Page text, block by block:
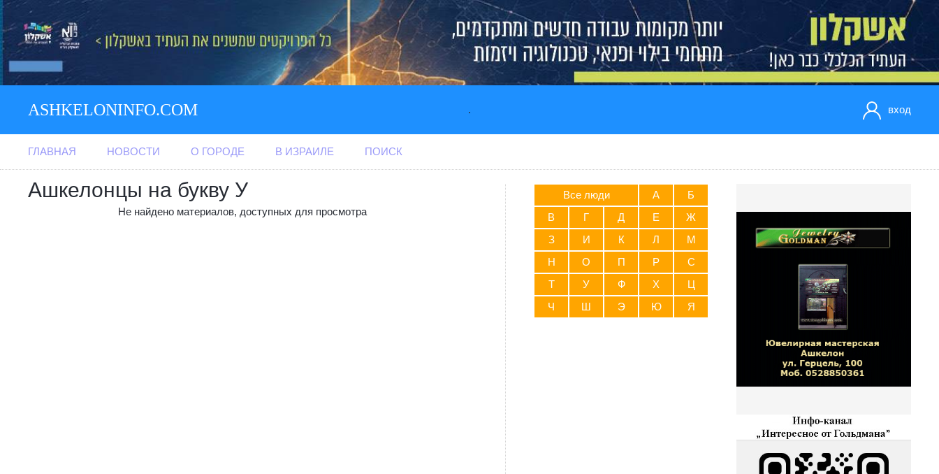
ASHKELONINFO.COM . вход
ГЛАВНАЯ НОВОСТИ О ГОРОДЕ В ИЗРАИЛЕ ПОИСК
Ашкелонцы на букву У
Не найдено материалов, доступных для просмотра
Все люди А
Б
В
Г Д Е
Ж
З
И К Л
М
Н
О П Р
С
Т
У Ф Х
Ц
Ч
Ш Э Ю Я